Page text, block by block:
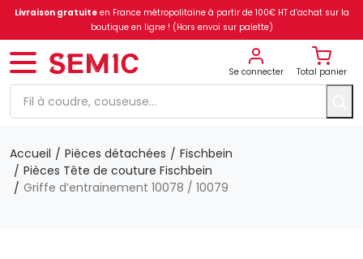
Livraison gratuiteen France métropolitaine à partir de 100€ HT d’achat sur la
boutique en ligne ! (Hors envoi sur palette)
Se connecter Total panier
Accueil Pièces détachées
Fischbein
Pièces Tête de couture Fischbein
Griffe d’entrainement 10078 / 10079